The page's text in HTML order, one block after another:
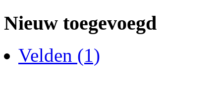
Nieuw toegevoegd
Velden (1)